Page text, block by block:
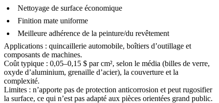
Nettoyage de surface économique
Finition mate uniforme
Meilleure adhérence de la peinture/du revêtement
Applications : quincaillerie automobile, boîtiers d’outillage et
composants de machines.
Coût typique : 0,05–0,15 $ par cm², selon le média (billes de verre,
oxyde d’aluminium, grenaille d’acier), la couverture et la
complexité.
Limites : n’apporte pas de protection anticorrosion et peut rugosifier
la surface, ce qui n’est pas adapté aux pièces orientées grand public.